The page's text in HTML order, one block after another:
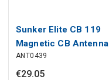
Sunker Elite CB 119
Magnetic CB Antenna
ANT0439
€29.05